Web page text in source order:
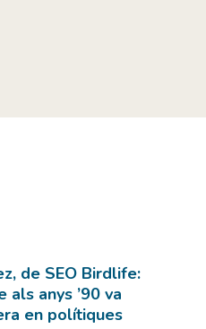
de SEO Birdlife:
als anys ’90 va
en polítiques